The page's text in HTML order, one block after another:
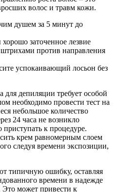
волос и травм кожи.
душем за 5 минут до
заточенное лезвие
против направления
успокаивающий лосьон без
для депиляции требует особой
необходимо провести тест на
небольшое количество
24 часа не возникло
к процедуре.
крем равномерным слоем
следуя времени экспозиции,
типичную ошибку, оставляя
времени в надежде
Это может привести к